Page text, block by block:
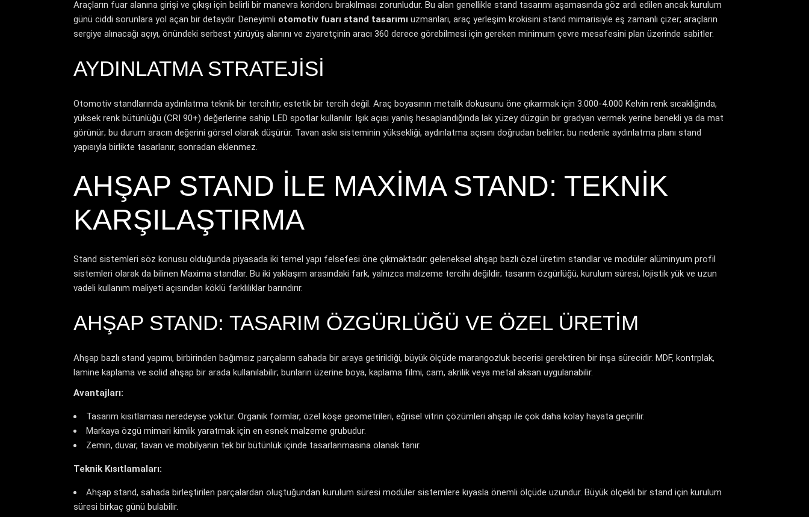
Araçların fuar alanına girişi ve çıkışı için belirli bir manevra koridoru bırakılması zorunludur. Bu alan genellikle stand tasarımı aşamasında göz ardı edilen ancak kurulum
günü ciddi sorunlara yol açan bir detaydır. Deneyimli otomotiv fuarı stand tasarımı uzmanları, araç yerleşim krokisini stand mimarisiyle eş zamanlı çizer; araçların
sergiye alınacağı açıyı, önündeki serbest yürüyüş alanını ve ziyaretçinin aracı 360 derece görebilmesi için gereken minimum çevre mesafesini plan üzerinde sabitler.
AYDINLATMA STRATEJISI
Otomotiv standlarında aydınlatma teknik bir tercihtir, estetik bir tercih değil. Araç boyasının metalik dokusunu öne çıkarmak için 3.000-4.000 Kelvin renk sıcaklığında,
yüksek renk bütünlüğü (CRI 90+) değerlerine sahip LED spotlar kullanılır. Işık açısı yanlış hesaplandığında lak yüzey düzgün bir gradyan vermek yerine benekli ya da mat
görünür; bu durum aracın değerini görsel olarak düşürür. Tavan askı sisteminin yüksekliği, aydınlatma açısını doğrudan belirler; bu nedenle aydınlatma planı stand
yapısıyla birlikte tasarlanır, sonradan eklenmez.
AHŞAP STAND ILE MAXIMA STAND: TEKNIK
KARŞILAŞTIRMA
Stand sistemleri söz konusu olduğunda piyasada iki temel yapı felsefesi öne çıkmaktadır: geleneksel ahşap bazlı özel üretim standlar ve modüler alüminyum profil
sistemleri olarak da bilinen Maxima standlar. Bu iki yaklaşım arasındaki fark, yalnızca malzeme tercihi değildir; tasarım özgürlüğü, kurulum süresi, lojistik yük ve uzun
vadeli kullanım maliyeti açısından köklü farklılıklar barındırır.
AHŞAP STAND: TASARIM ÖZGÜRLÜĞÜ VE ÖZEL ÜRETIM
Ahşap bazlı stand yapımı, birbirinden bağımsız parçaların sahada bir araya getirildiği, büyük ölçüde marangozluk becerisi gerektiren bir inşa sürecidir. MDF, kontrplak,
lamine kaplama ve solid ahşap bir arada kullanılabilir; bunların üzerine boya, kaplama filmi, cam, akrilik veya metal aksan uygulanabilir.
Avantajları:
Tasarım kısıtlaması neredeyse yoktur. Organik formlar, özel köşe geometrileri, eğrisel vitrin çözümleri ahşap ile çok daha kolay hayata geçirilir.
Markaya özgü mimari kimlik yaratmak için en esnek malzeme grubudur.
Zemin, duvar, tavan ve mobilyanın tek bir bütünlük içinde tasarlanmasına olanak tanır.
Teknik Kısıtlamaları:
Ahşap stand, sahada birleştirilen parçalardan oluştuğundan kurulum süresi modüler sistemlere kıyasla önemli ölçüde uzundur. Büyük ölçekli bir stand için kurulum
süresi birkaç günü bulabilir.